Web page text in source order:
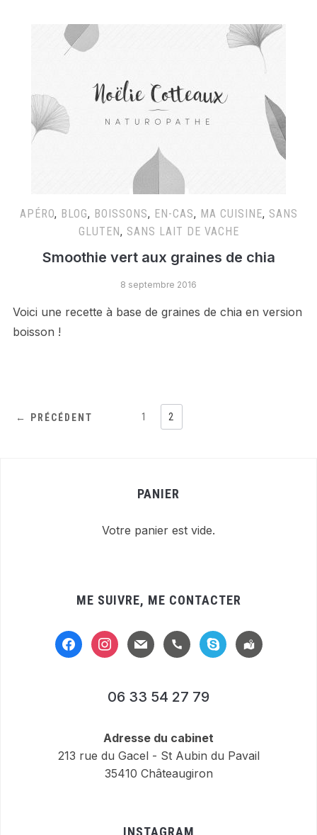
APÉRO, BLOG, BOISSONS, EN-CAS, MA CUISINE, SANS
GLUTEN, SANS LAIT DE VACHE
Smoothie vert aux graines de chia
8 septembre 2016
Voici une recette à base de graines de chia en version
boisson !
← PRÉCÉDENT 1 2
PANIER
Votre panier est vide.
ME SUIVRE, ME CONTACTER
facebookinstagram
mail handsetskype
location-
alt
06 33 54 27 79
Adresse du cabinet
213 rue du Gacel - St Aubin du Pavail
35410 Châteaugiron
INSTAGRAM